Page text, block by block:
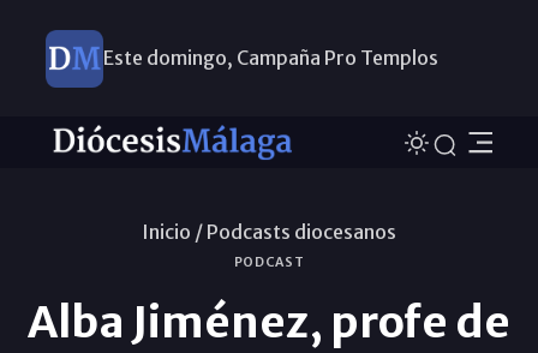
Este domingo, Campaña Pro Templos
Inicio / Podcasts diocesanos
PODCAST
Alba Jiménez, profe de